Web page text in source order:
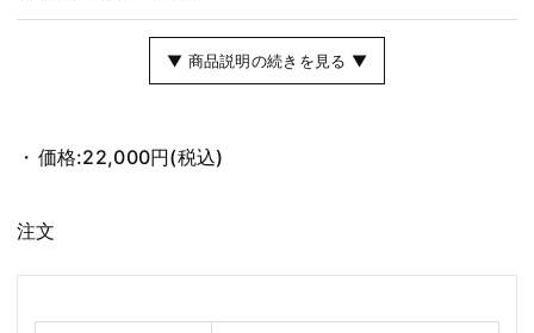
▼ 商品説明の続きを見る ▼
価格:22,000円(税込)
注文